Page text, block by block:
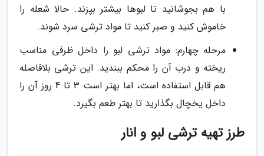
با هم بجوشانید تا لبوها بیشتر بپزند. حالا شعله را
خاموش کنید و صبر کنید تا مواد ترشی سرد شوند.
مرحله چهارم: مواد ترشی لبو را داخل ظرفی مناسب
ریخته و درب آن را محکم ببندید. این ترشی بلافاصله
هم قابل استفاده است، اما بهتر است 3 تا 4 روز آن را
داخل یخچال بگذارید تا بهتر طعم بگیرد.
طرز تهیه ترشی لبو و انار